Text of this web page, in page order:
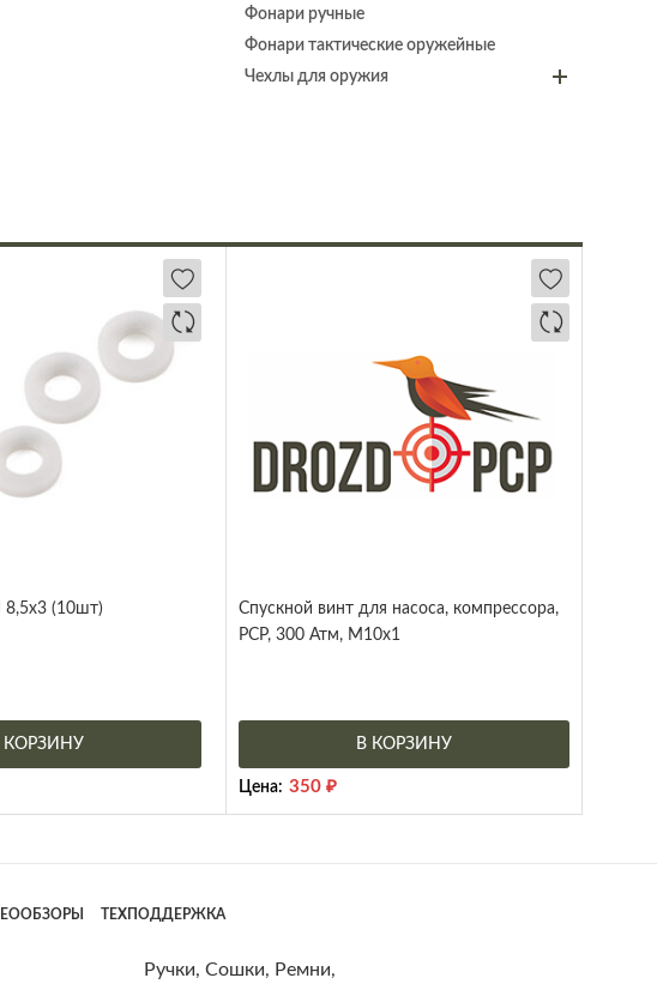
Фонари ручные
Фонари тактические оружейные
Чехлы для оружия
(10шт)
КОРЗИНУ
Спускной винт для насоса, компрессора,
PCP, 300 Атм, М10х1
В КОРЗИНУ
Цена: 350 ₽
ТЕХПОДДЕРЖКА
Ручки, Сошки, Ремни,